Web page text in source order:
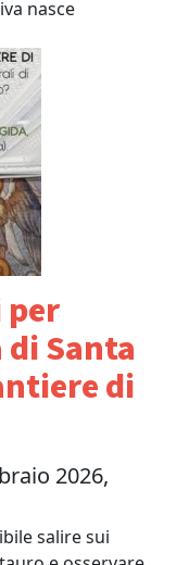
nasce
Santa
di
2026,
salire sui